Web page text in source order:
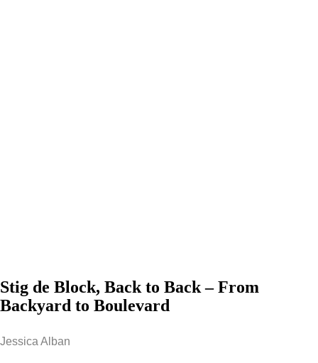
Stig de Block, Back to Back – From
Backyard to Boulevard
Jessica Alban